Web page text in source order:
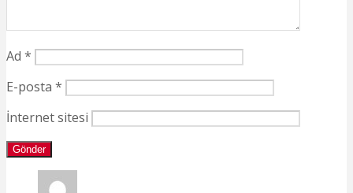
Ad *
E-posta *
İnternet sitesi